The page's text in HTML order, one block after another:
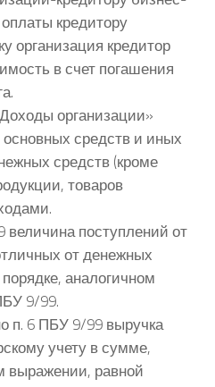
кредитору
организация кредитор
в счет погашения
организации»
средств и иных
средств (кроме
товаров
поступлений от
от денежных
аналогичном
9/99.
п. 6 ПБУ 9/99 выручка
учету в сумме,
выражении, равной